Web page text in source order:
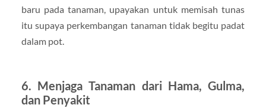
baru pada tanaman, upayakan untuk memisah tunas
itu supaya perkembangan tanaman tidak begitu padat
dalam pot.
6. Menjaga Tanaman dari Hama, Gulma,
dan Penyakit